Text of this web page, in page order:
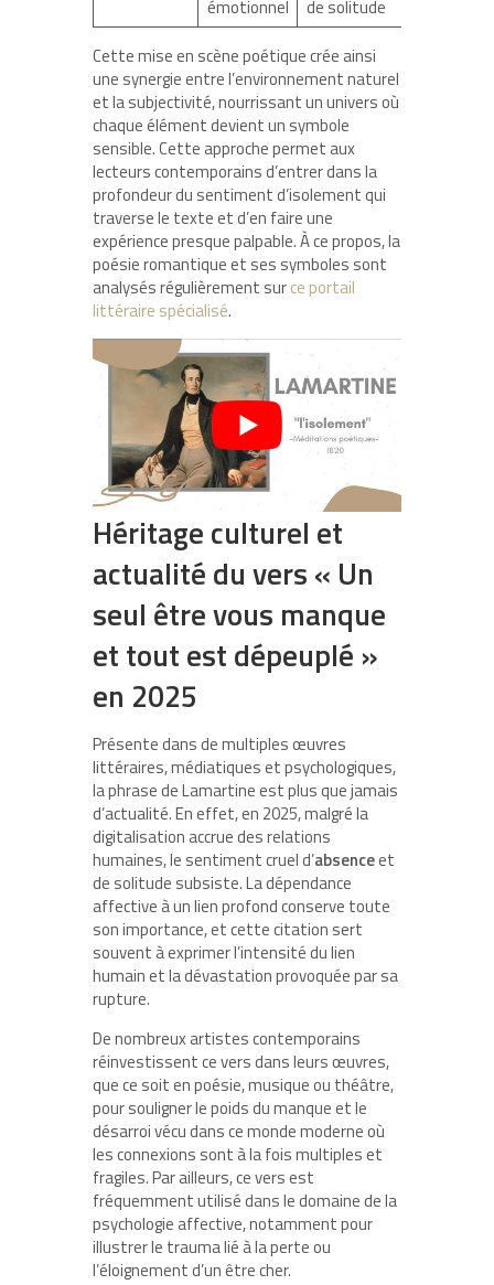
émotionnel
de solitude
Cette mise en scène poétique crée ainsi
une synergie entre l’environnement naturel
et la subjectivité, nourrissant un univers où
chaque élément devient un symbole
sensible. Cette approche permet aux
lecteurs contemporains d’entrer dans la
profondeur du sentiment d’isolement qui
traverse le texte et d’en faire une
expérience presque palpable. À ce propos, la
poésie romantique et ses symboles sont
analysés régulièrement surce portail
littéraire spécialisé.
Héritage culturel et
actualité du vers « Un
seul être vous manque
et tout est dépeuplé »
en 2025
Présente dans de multiples œuvres
littéraires, médiatiques et psychologiques,
la phrase de Lamartine est plus que jamais
d’actualité. En effet, en 2025, malgré la
digitalisation accrue des relations
humaines, le sentiment cruel d’absenceet
de solitude subsiste. La dépendance
affective à un lien profond conserve toute
son importance, et cette citation sert
souvent à exprimer l’intensité du lien
humain et la dévastation provoquée par sa
rupture.
De nombreux artistes contemporains
réinvestissent ce vers dans leurs œuvres,
que ce soit en poésie, musique ou théâtre,
pour souligner le poids du manque et le
désarroi vécu dans ce monde moderne où
les connexions sont à la fois multiples et
fragiles. Par ailleurs, ce vers est
fréquemment utilisé dans le domaine de la
psychologie affective, notamment pour
illustrer le trauma lié à la perte ou
l’éloignement d’un être cher.